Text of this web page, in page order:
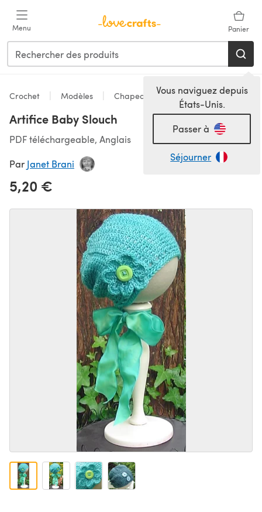
Menu Panier
Vous naviguez depuis
États-Unis.
Passer à
Séjourner
Crochet Modèles Chapeaux
Artifice Baby Slouch
PDF téléchargeable, Anglais
Par Janet Brani
5,20 €